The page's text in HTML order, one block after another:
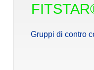
Gruppi di contro